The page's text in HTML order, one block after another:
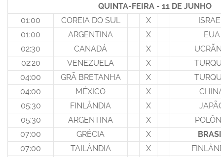
QUINTA-FEIRA - 11 DE JUNHO
01:00
COREIA DO SUL X
01:00
ARGENTINA X
EUA
02:30
CANADÁ X
02:20
VENEZUELA X
04:00
GRÃ BRETANHA X
04:00
MÉXICO X
05:30
FINLÂNDIA X
05:30
ARGENTINA X
07:00
GRÉCIA X
07:00
TAILÂNDIA X